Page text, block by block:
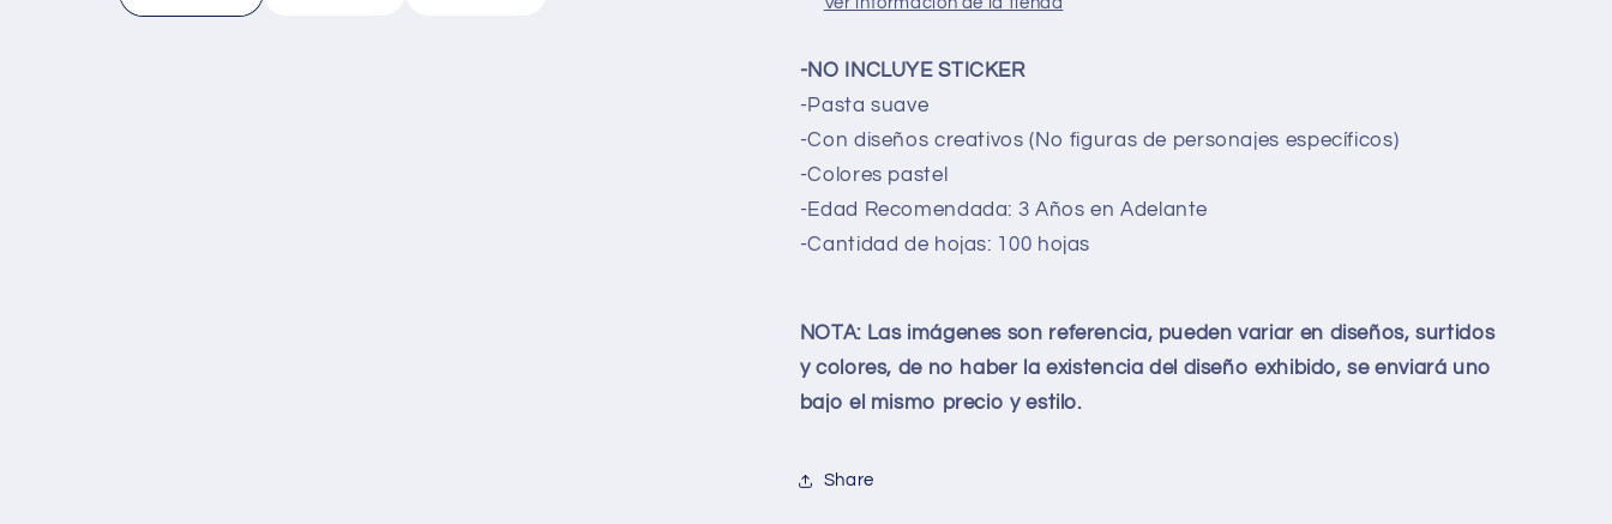
18
18
-NO INCLUYE STICKER
-Pastasuave
-Con diseños creativos (No figuras de personajes específicos)
-Colores pastel
-Edad Recomendada: 3 Años en Adelante
-Cantidad de hojas: 100 hojas
NOTA: Las imágenes son referencia, pueden variar en diseños, surtidos
y colores, de no haber la existencia del diseño exhibido, se enviará uno
bajo el mismo precio y estilo.
Share